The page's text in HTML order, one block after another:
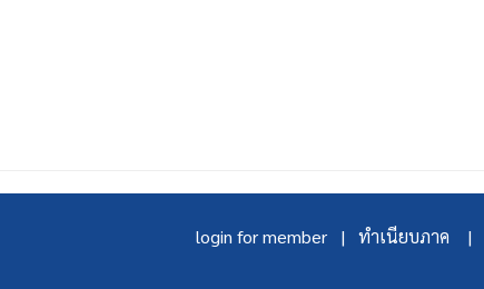
login for member | ทำเนียบภาค |